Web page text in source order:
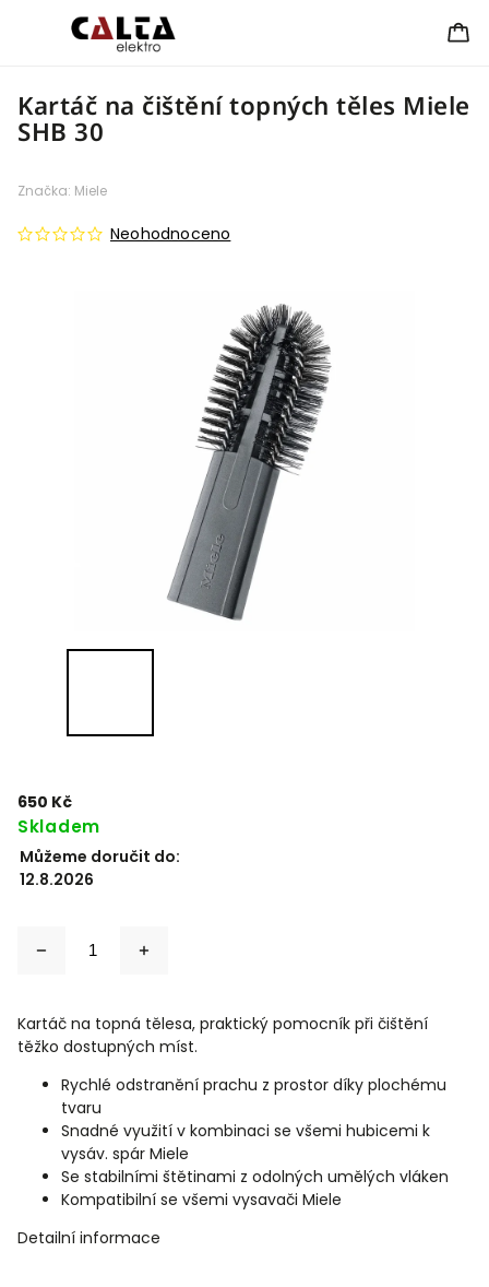
Kartáč na čištění topných těles Miele
SHB 30
Neohodnoceno
Značka: Miele
650 Kč
Skladem
Můžeme doručit do:
12.8.2026
Kartáč na topná tělesa, praktický pomocník při čištění
těžko dostupných míst.
Rychlé odstranění prachu z prostor díky plochému
tvaru
Snadné využití v kombinaci se všemi hubicemi k
vysáv. spár Miele
Se stabilními štětinami z odolných umělých vláken
Kompatibilní se všemi vysavači Miele
Detailní informace